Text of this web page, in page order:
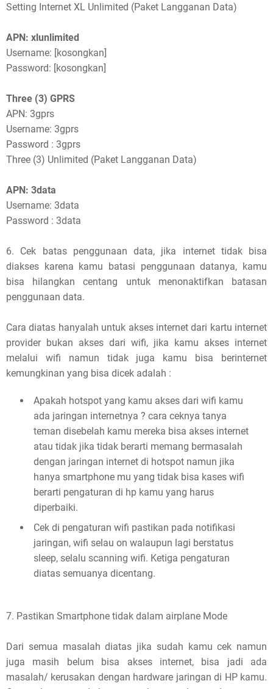
Setting Internet XL Unlimited (Paket Langganan Data)
APN: xlunlimited
Username: [kosongkan]
Password: [kosongkan]
Three (3) GPRS
APN: 3gprs
Username: 3gprs
Password : 3gprs
Three (3) Unlimited (Paket Langganan Data)
APN: 3data
Username: 3data
Password : 3data
6. Cek batas penggunaan data, jika internet tidak bisa
diakses karena kamu batasi penggunaan datanya, kamu
bisa hilangkan centang untuk menonaktifkan batasan
penggunaan data.
Cara diatas hanyalah untuk akses internet dari kartu internet
provider bukan akses dari wifi, jika kamu akses internet
melalui wifi namun tidak juga kamu bisa berinternet
kemungkinan yang bisa dicek adalah :
Apakah hotspot yang kamu akses dari wifi kamu
ada jaringan internetnya ? cara ceknya tanya
teman disebelah kamu mereka bisa akses internet
atau tidak jika tidak berarti memang bermasalah
dengan jaringan internet di hotspot namun jika
hanya smartphone mu yang tidak bisa kases wifi
berarti pengaturan di hp kamu yang harus
diperbaiki.
Cek di pengaturan wifi pastikan pada notifikasi
jaringan, wifi selau on walaupun lagi berstatus
sleep, selalu scanning wifi. Ketiga pengaturan
diatas semuanya dicentang.
7. Pastikan Smartphone tidak dalam airplane Mode
Dari semua masalah diatas jika sudah kamu cek namun
juga masih belum bisa akses internet, bisa jadi ada
masalah/ kerusakan dengan hardware jaringan di HP kamu.